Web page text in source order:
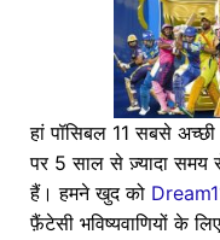
हां पॉसिबल 11 सबसे
पर 5 साल से ज़्यादा समय
हैं। हमने खुद को
फ़ैंटेसी भविष्यवाणियों के